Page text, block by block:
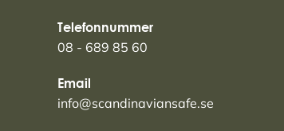
Telefonnummer
08 - 689 85 60
Email
info@scandinaviansafe.se